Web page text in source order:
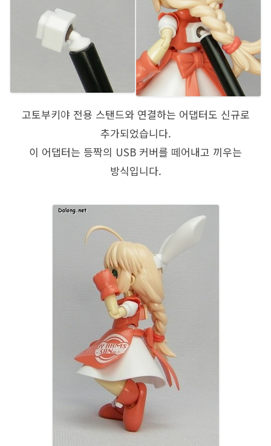
고토부키야 전용 스탠드와 연결하는 어댑터도 신규로
추가되었습니다.
이 어댑터는 등짝의 USB 커버를 떼어내고 끼우는
방식입니다.